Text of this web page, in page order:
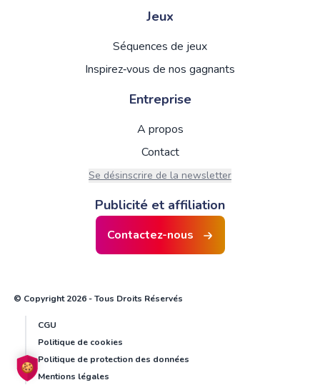
Jeux
Séquences de jeux
Inspirez‑vous de nos gagnants
Entreprise
A propos
Contact
Se désinscrire de la newsletter
Publicité et affiliation
Contactez-nous
© Copyright 2026 - Tous Droits Réservés
CGU
Politique de cookies
Politique de protection des données
Mentions légales